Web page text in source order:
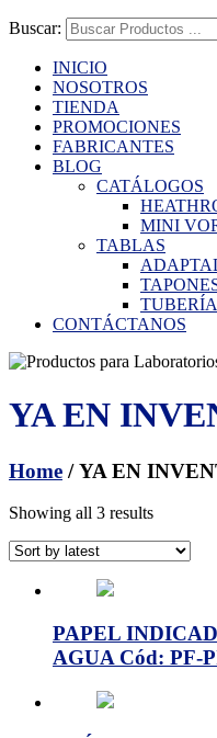
Buscar:
INICIO
NOSOTROS
TIENDA
PROMOCIONES
FABRICANTES
BLOG
CATÁLOGOS
MINI
TABLAS
CONTÁCTANOS
YA EN
Home / YA EN
Showing all 3 results
PAPEL
AGUA Cód: PF-